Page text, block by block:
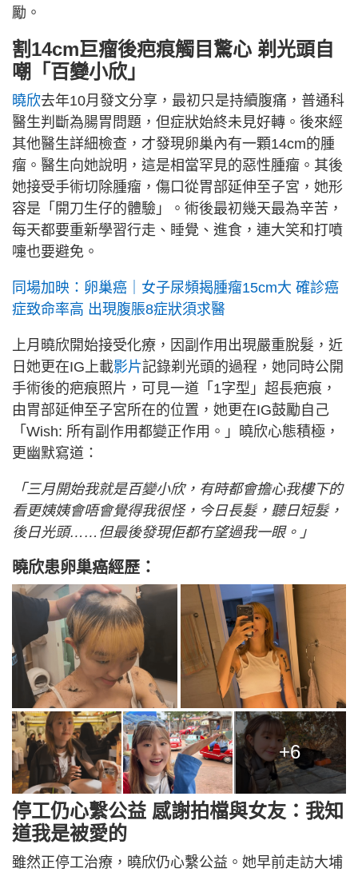
勵。
割14cm巨瘤後疤痕觸目驚心 剃光頭自
嘲「百變小欣」
曉欣去年10月發文分享，最初只是持續腹痛，普通科
醫生判斷為腸胃問題，但症狀始終未見好轉。後來經
其他醫生詳細檢查，才發現卵巢內有一顆14cm的腫
瘤。醫生向她說明，這是相當罕見的惡性腫瘤。其後
她接受手術切除腫瘤，傷口從胃部延伸至子宮，她形
容是「開刀生仔的體驗」。術後最初幾天最為辛苦，
每天都要重新學習行走、睡覺、進食，連大笑和打噴
嚏也要避免。
同場加映：卵巢癌｜女子尿頻揭腫瘤15cm大 確診癌
症致命率高 出現腹脹8症狀須求醫
上月曉欣開始接受化療，因副作用出現嚴重脫髮，近
日她更在IG上載影片記錄剃光頭的過程，她同時公開
手術後的疤痕照片，可見一道「1字型」超長疤痕，
由胃部延伸至子宮所在的位置，她更在IG鼓勵自己
「Wish: 所有副作用都變正作用。」曉欣心態積極，
更幽默寫道：
「三月開始我就是百變小欣，有時都會擔心我樓下的
看更姨姨會唔會覺得我很怪，今日長髮，聽日短髮，
後日光頭……但最後發現佢都冇望過我一眼。」
曉欣患卵巢癌經歷：
+6
停工仍心繫公益 感謝拍檔與女友：我知
道我是被愛的
雖然正停工治療，曉欣仍心繫公益。她早前走訪大埔